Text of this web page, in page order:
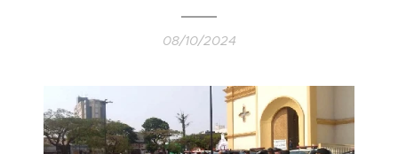
08/10/2024